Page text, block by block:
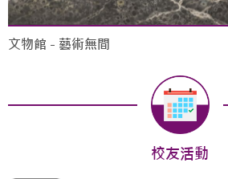
文物館 - 藝術無間
校友活動